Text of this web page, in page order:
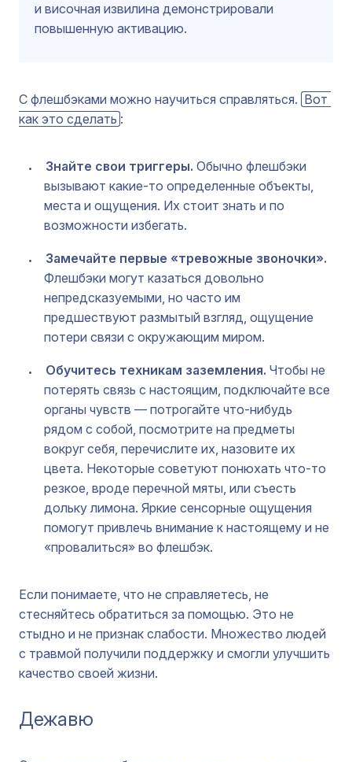
и височная извилина демонстрировали
повышенную активацию.
С флешбэками можно научиться справляться. Вот
как это сделать :
Знайте свои триггеры. Обычно флешбэки
вызывают какие-то определенные объекты,
места и ощущения. Их стоит знать и по
возможности избегать.
Замечайте первые «тревожные звоночки».
Флешбэки могут казаться довольно
непредсказуемыми, но часто им
предшествуют размытый взгляд, ощущение
потери связи с окружающим миром.
Обучитесь техникам заземления. Чтобы не
потерять связь с настоящим, подключайте все
органы чувств — потрогайте что-нибудь
рядом с собой, посмотрите на предметы
вокруг себя, перечислите их, назовите их
цвета. Некоторые советуют понюхать что-то
резкое, вроде перечной мяты, или съесть
дольку лимона. Яркие сенсорные ощущения
помогут привлечь внимание к настоящему и не
«провалиться» во флешбэк.
Если понимаете, что не справляетесь, не
стесняйтесь обратиться за помощью. Это не
стыдно и не признак слабости. Множество людей
с травмой получили поддержку и смогли улучшить
качество своей жизни.
Дежавю